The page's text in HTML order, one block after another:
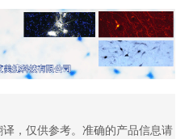
，仅供参考。准确的产品信息请